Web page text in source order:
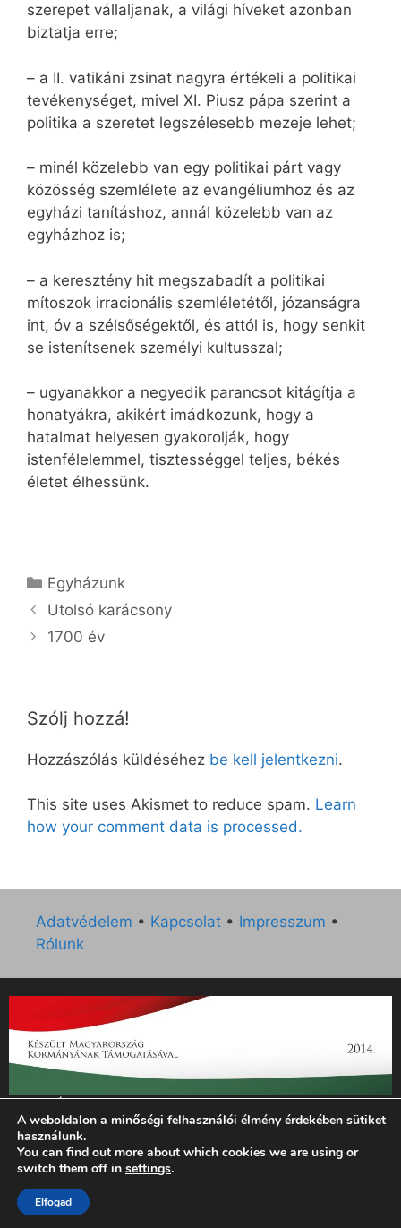
szerepet vállaljanak, a világi híveket azonban
biztatja erre;
– a II. vatikáni zsinat nagyra értékeli a politikai
tevékenységet, mivel XI. Piusz pápa szerint a
politika a szeretet legszélesebb mezeje lehet;
– minél közelebb van egy politikai párt vagy
közösség szemlélete az evangéliumhoz és az
egyházi tanításhoz, annál közelebb van az
egyházhoz is;
– a keresztény hit megszabadít a politikai
mítoszok irracionális szemléletétől, józanságra
int, óv a szélsőségektől, és attól is, hogy senkit
se istenítsenek személyi kultusszal;
– ugyanakkor a negyedik parancsot kitágítja a
honatyákra, akikért imádkozunk, hogy a
hatalmat helyesen gyakorolják, hogy
istenfélelemmel, tisztességgel teljes, békés
életet élhessünk.
Kategória
Egyházunk
Utolsó karácsony
1700 év
Szólj hozzá!
Hozzászólás küldéséhez be kell jelentkezni.
This site uses Akismet to reduce spam. Learn
how your comment data is processed.
Adatvédelem • Kapcsolat • Impresszum •
Rólunk
„Az Új Ember katolikus hetilap 2014. évi működésének
támogatását az EGYH-KCP-14-P-0121 sz. támogatási
szerződés keretében 3 000 000 Ft összegben támogatta az
Emberi Erőforrások Minisztériuma.”
© 2026 Magyar Kurír - Új Ember
A weboldalon a minőségi felhasználói élmény érdekében sütiket
használunk.
You can find out more about which cookies we are using or
switch them off in settings.
Elfogad